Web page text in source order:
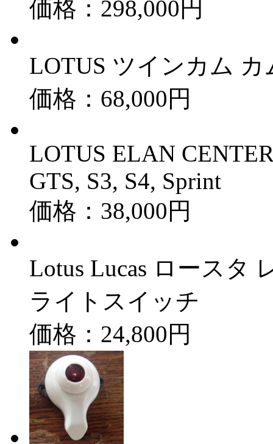
価格：298,000円
LOTUS ツインカム
価格：68,000円
LOTUS ELAN
GTS, S3, S4, Sprint
価格：38,000円
Lotus Lucas ロースタ
ライトスイッチ
価格：24,800円